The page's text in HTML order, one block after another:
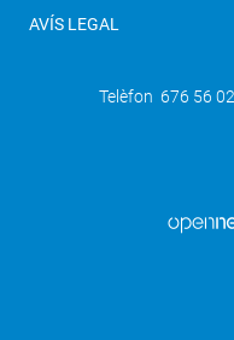
AVÍS LEGAL
Telèfon 676 56